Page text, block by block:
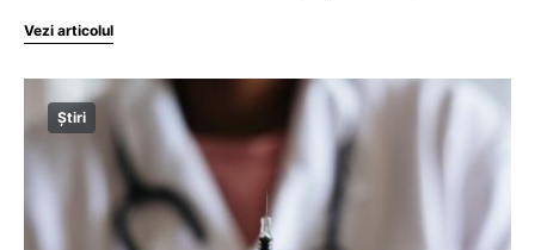
Vezi articolul
Știri